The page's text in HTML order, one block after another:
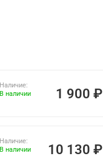
Наличие:
В наличии
1 900 ₽
Наличие:
В наличии
10 130 ₽